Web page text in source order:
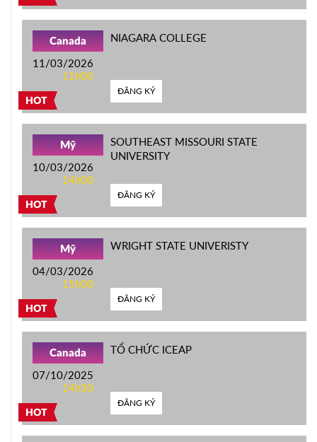
HOT
Canada
11/03/2026
11h00
NIAGARA COLLEGE
ĐĂNG KÝ
HOT
Mỹ
10/03/2026
14h00
SOUTHEAST MISSOURI STATE
UNIVERSITY
ĐĂNG KÝ
HOT
Mỹ
04/03/2026
15h00
WRIGHT STATE UNIVERISTY
ĐĂNG KÝ
HOT
Canada
07/10/2025
14h30
TỔ CHỨC ICEAP
ĐĂNG KÝ